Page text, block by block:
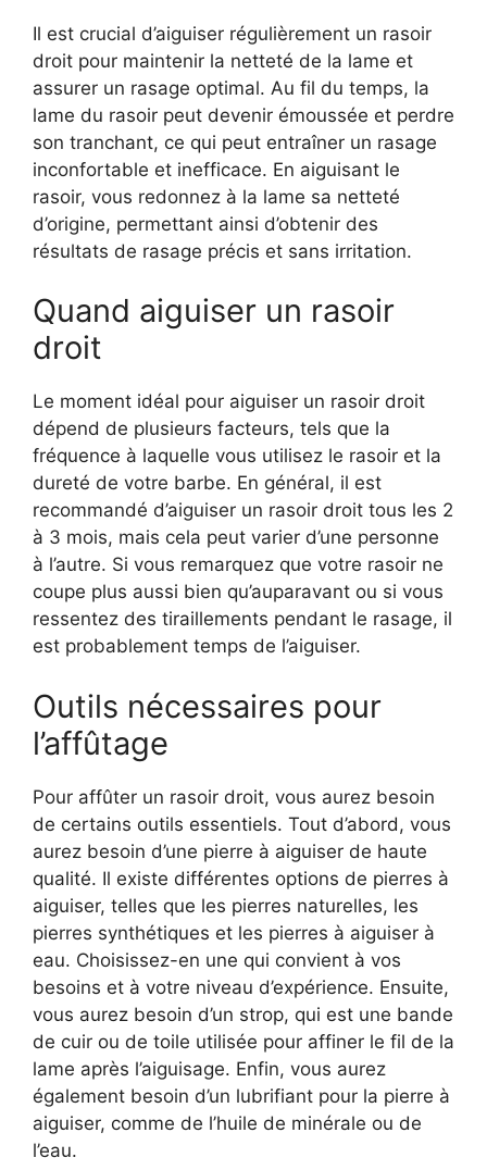
Il est crucial d’aiguiser régulièrement un rasoir
droit pour maintenir la netteté de la lame et
assurer un rasage optimal. Au fil du temps, la
lame du rasoir peut devenir émoussée et perdre
son tranchant, ce qui peut entraîner un rasage
inconfortable et inefficace. En aiguisant le
rasoir, vous redonnez à la lame sa netteté
d’origine, permettant ainsi d’obtenir des
résultats de rasage précis et sans irritation.
Quand aiguiser un rasoir
droit
Le moment idéal pour aiguiser un rasoir droit
dépend de plusieurs facteurs, tels que la
fréquence à laquelle vous utilisez le rasoir et la
dureté de votre barbe. En général, il est
recommandé d’aiguiser un rasoir droit tous les 2
à 3 mois, mais cela peut varier d’une personne
à l’autre. Si vous remarquez que votre rasoir ne
coupe plus aussi bien qu’auparavant ou si vous
ressentez des tiraillements pendant le rasage, il
est probablement temps de l’aiguiser.
Outils nécessaires pour
l’affûtage
Pour affûter un rasoir droit, vous aurez besoin
de certains outils essentiels. Tout d’abord, vous
aurez besoin d’une pierre à aiguiser de haute
qualité. Il existe différentes options de pierres à
aiguiser, telles que les pierres naturelles, les
pierres synthétiques et les pierres à aiguiser à
eau. Choisissez-en une qui convient à vos
besoins et à votre niveau d’expérience. Ensuite,
vous aurez besoin d’un strop, qui est une bande
de cuir ou de toile utilisée pour affiner le fil de la
lame après l’aiguisage. Enfin, vous aurez
également besoin d’un lubrifiant pour la pierre à
aiguiser, comme de l’huile de minérale ou de
l’eau.